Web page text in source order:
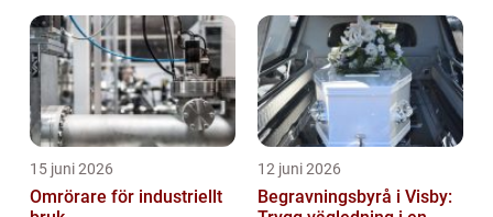
15 juni 2026
Omrörare för industriellt
12 juni 2026
Begravningsbyrå i Visby: